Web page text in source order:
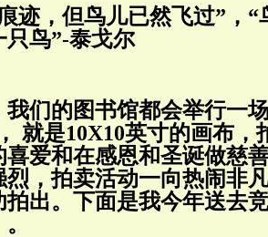
迹，但鸟儿已然飞过”，
只鸟”-泰戈尔
我们的图书馆都会举行一
就是10X10英寸的画布，
喜爱和在感恩和圣诞做慈
烈，拍卖活动一向热闹非
拍出。下面是我今年送去